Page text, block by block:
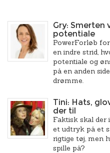
Gry: Smerten
potentiale
PowerForløb
en indre strid,
potentiale og
på en anden
drømme.
Tini: Hats,
der til
Faktisk skal
et udtryk på et
rigtige tøj, men
spille på?